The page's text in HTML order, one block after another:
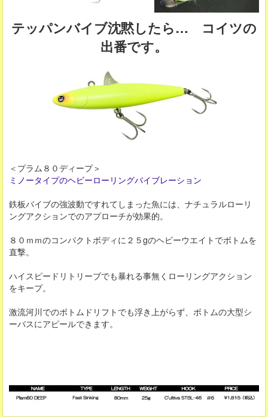
テッパンバイブ沈黙したら… コイツの
出番です。
＜プラム８０ディープ＞
ミノータイプのヘビーローリングバイブレーション
鉄板バイブの強波動ですれてしまった魚には、ナチュラルローリ
ングアクションでのアプローチが効果的。
８０ｍｍのコンパクトボディに２５gのヘビーウエイトでボトムを
直撃。
ハイスピードリトリーブでも暴れる事無くローリングアクション
をキープ。
激流河川でのボトムドリフトでも浮き上がらず、ボトムの大型シ
ーバスにアピールできます。